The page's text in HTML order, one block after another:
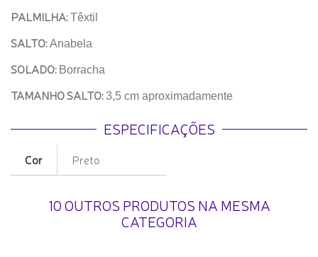
PALMILHA:Têxtil
SALTO:Anabela
SOLADO: Borracha
TAMANHO SALTO:3,5 cm aproximadamente
ESPECIFICAÇÕES
Cor Preto
10 OUTROS PRODUTOS NA MESMA
CATEGORIA